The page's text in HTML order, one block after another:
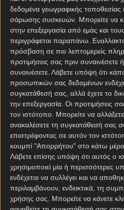
δεδομένα γεωγραφικής
σάρωσης συσκευών. Μπορείτε να
στην επεξεργασία από εμάς και
περιγράφεται παραπάνω.
πρόσβαση σε πιο λεπτομερείς
προτιμήσεις σας πριν συναινέσετε
συναινέσετε. Λάβετε υπόψη ότι
προσωπικών σας δεδομένων
συγκατάθεσή σας, αλλά έχετε το
την επεξεργασία. Οι προτιμήσεις
τον ιστότοπο. Μπορείτε να
ανακαλέσετε τη συγκατάθεσή σας
επιστρέφοντας σε αυτόν τον
κουμπί "Απορρήτου" στο κάτω
Λάβετε επίσης υπόψη ότι αυτός ο
χρησιμοποιεί μία ή περισσότερες
ενδέχεται να συλλέγει και να
περιλαμβάνουν, ενδεικτικά, τη
χρήσης σας. Μπορείτε να κάνετε
(ύστερα από 16 νίκες σε
έμεινε στο 2-2 με την
ισοφαρίζοντας μάλιστα στις
γλιτώσει την ήττα.
Οι Βαυαροί επιστρέφουν
στην έδρα τους, όπου
ισάριθμα παιχνίδια, έχοντας
27 γκολ, ήτοι 3,8 ανά αγώνα
πεντάρα και δύο τεσσάρες.
Η πρωτοπόρος της
υποδέχεται τη δέκατη
μεν την πέμπτη καλύτερη
πρωταθλήματος, αλλά ως
Αρένα» είναι… άλλο φρούτο.
Για τον λόγο αυτό,
ομάδας του Βενσάν Κομπανί,